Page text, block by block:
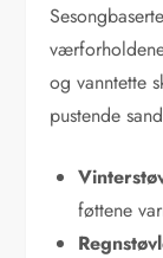
og vanntette
pustende
føttene